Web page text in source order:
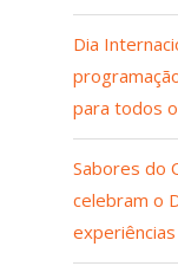
Dia
para todos
Sabores do
celebram o